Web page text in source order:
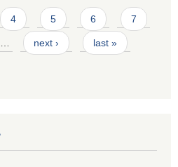
4 5 6 7
next › last »